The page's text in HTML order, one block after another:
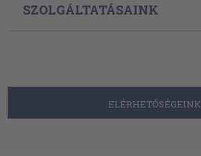
SZOLGÁLTATÁSAINK
ELÉRHETŐSÉGEINK